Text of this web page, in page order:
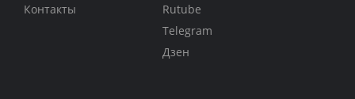
Контакты
Rutube
Telegram
Дзен